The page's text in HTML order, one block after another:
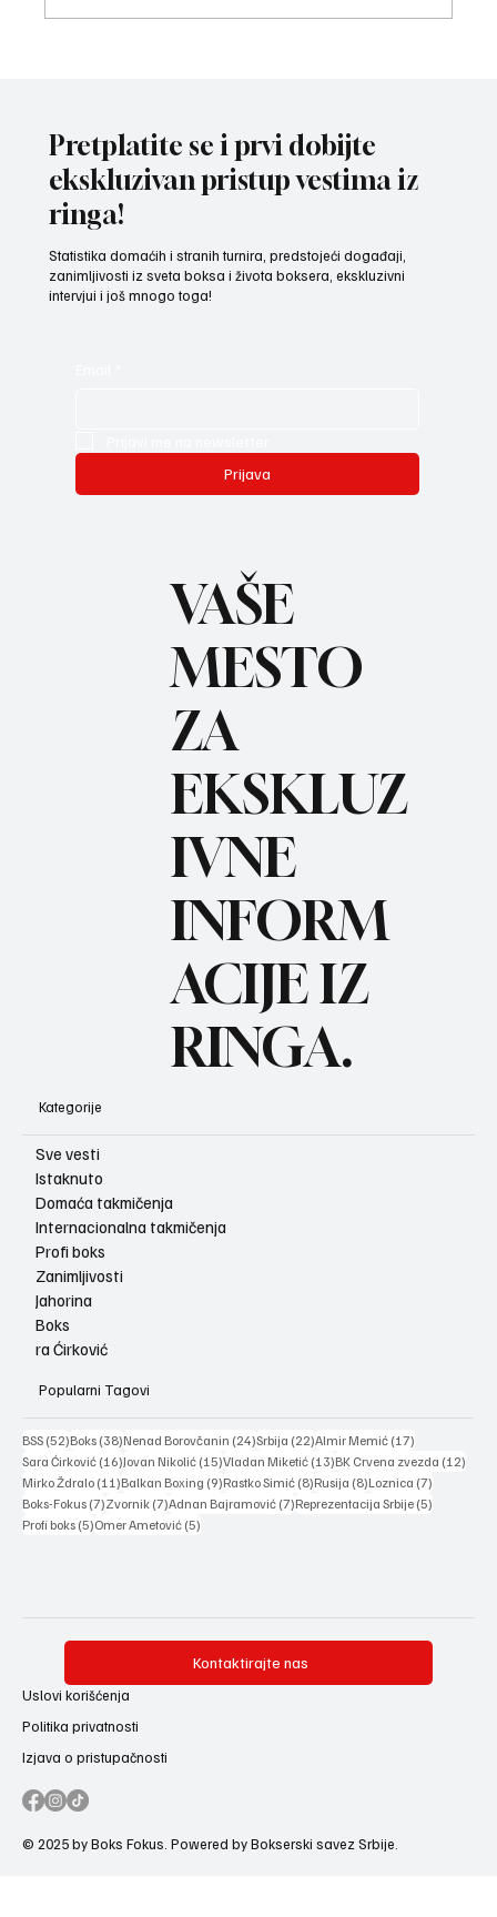
Pretplatite se i prvi dobijte
ekskluzivan pristup vestima iz
ringa!
Statistika domaćih i stranih turnira, predstojeći događaji,
zanimljivosti iz sveta boksa i života boksera, ekskluzivni
intervjui i još mnogo toga!
Prijava
REC
VAŠE
MESTO
ZA
EKSKLUZ
IVNE
INFORM
ACIJE IZ
RINGA.
Kategorije
Sve vesti
Istaknuto
Domaća takmičenja
Internacionalna takmičenja
Profi boks
Zanimljivosti
Jahorina
Boks
ra Ćirković
Popularni Tagovi
BSS (52)52 posts
Boks (38)38 posts
Nenad Borovčanin (24)24 posts
Srbija (22)22 posts
Almir Memić (17)
Sara Ćirković (16)16 posts
Jovan Nikolić (15)15 posts
Vladan Miketić (13)13 posts
BK Crvena zvezda (12)
Mirko Ždralo (11)11 posts
Balkan Boxing (9)9 posts
Rastko Simić (8)8 posts
Rusija (8)8 posts
Loznica (7)
Boks-Fokus (7)7 posts
Zvornik (7)7 posts
Adnan Bajramović (7)7 posts
Reprezentacija Srbije (5)
Profi boks (5)5 posts
Omer Ametović (5)
Kontaktirajte nas
Uslovi korišćenja
Politika privatnosti
Izjava o pristupačnosti
© 2025 by Boks Fokus. Powered by Bokserski savez Srbije.